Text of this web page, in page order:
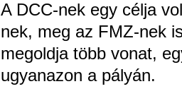
A DCC-nek egy célja
nek, meg az FMZ-nek
megoldja több vonat,
ugyanazon a pályán.